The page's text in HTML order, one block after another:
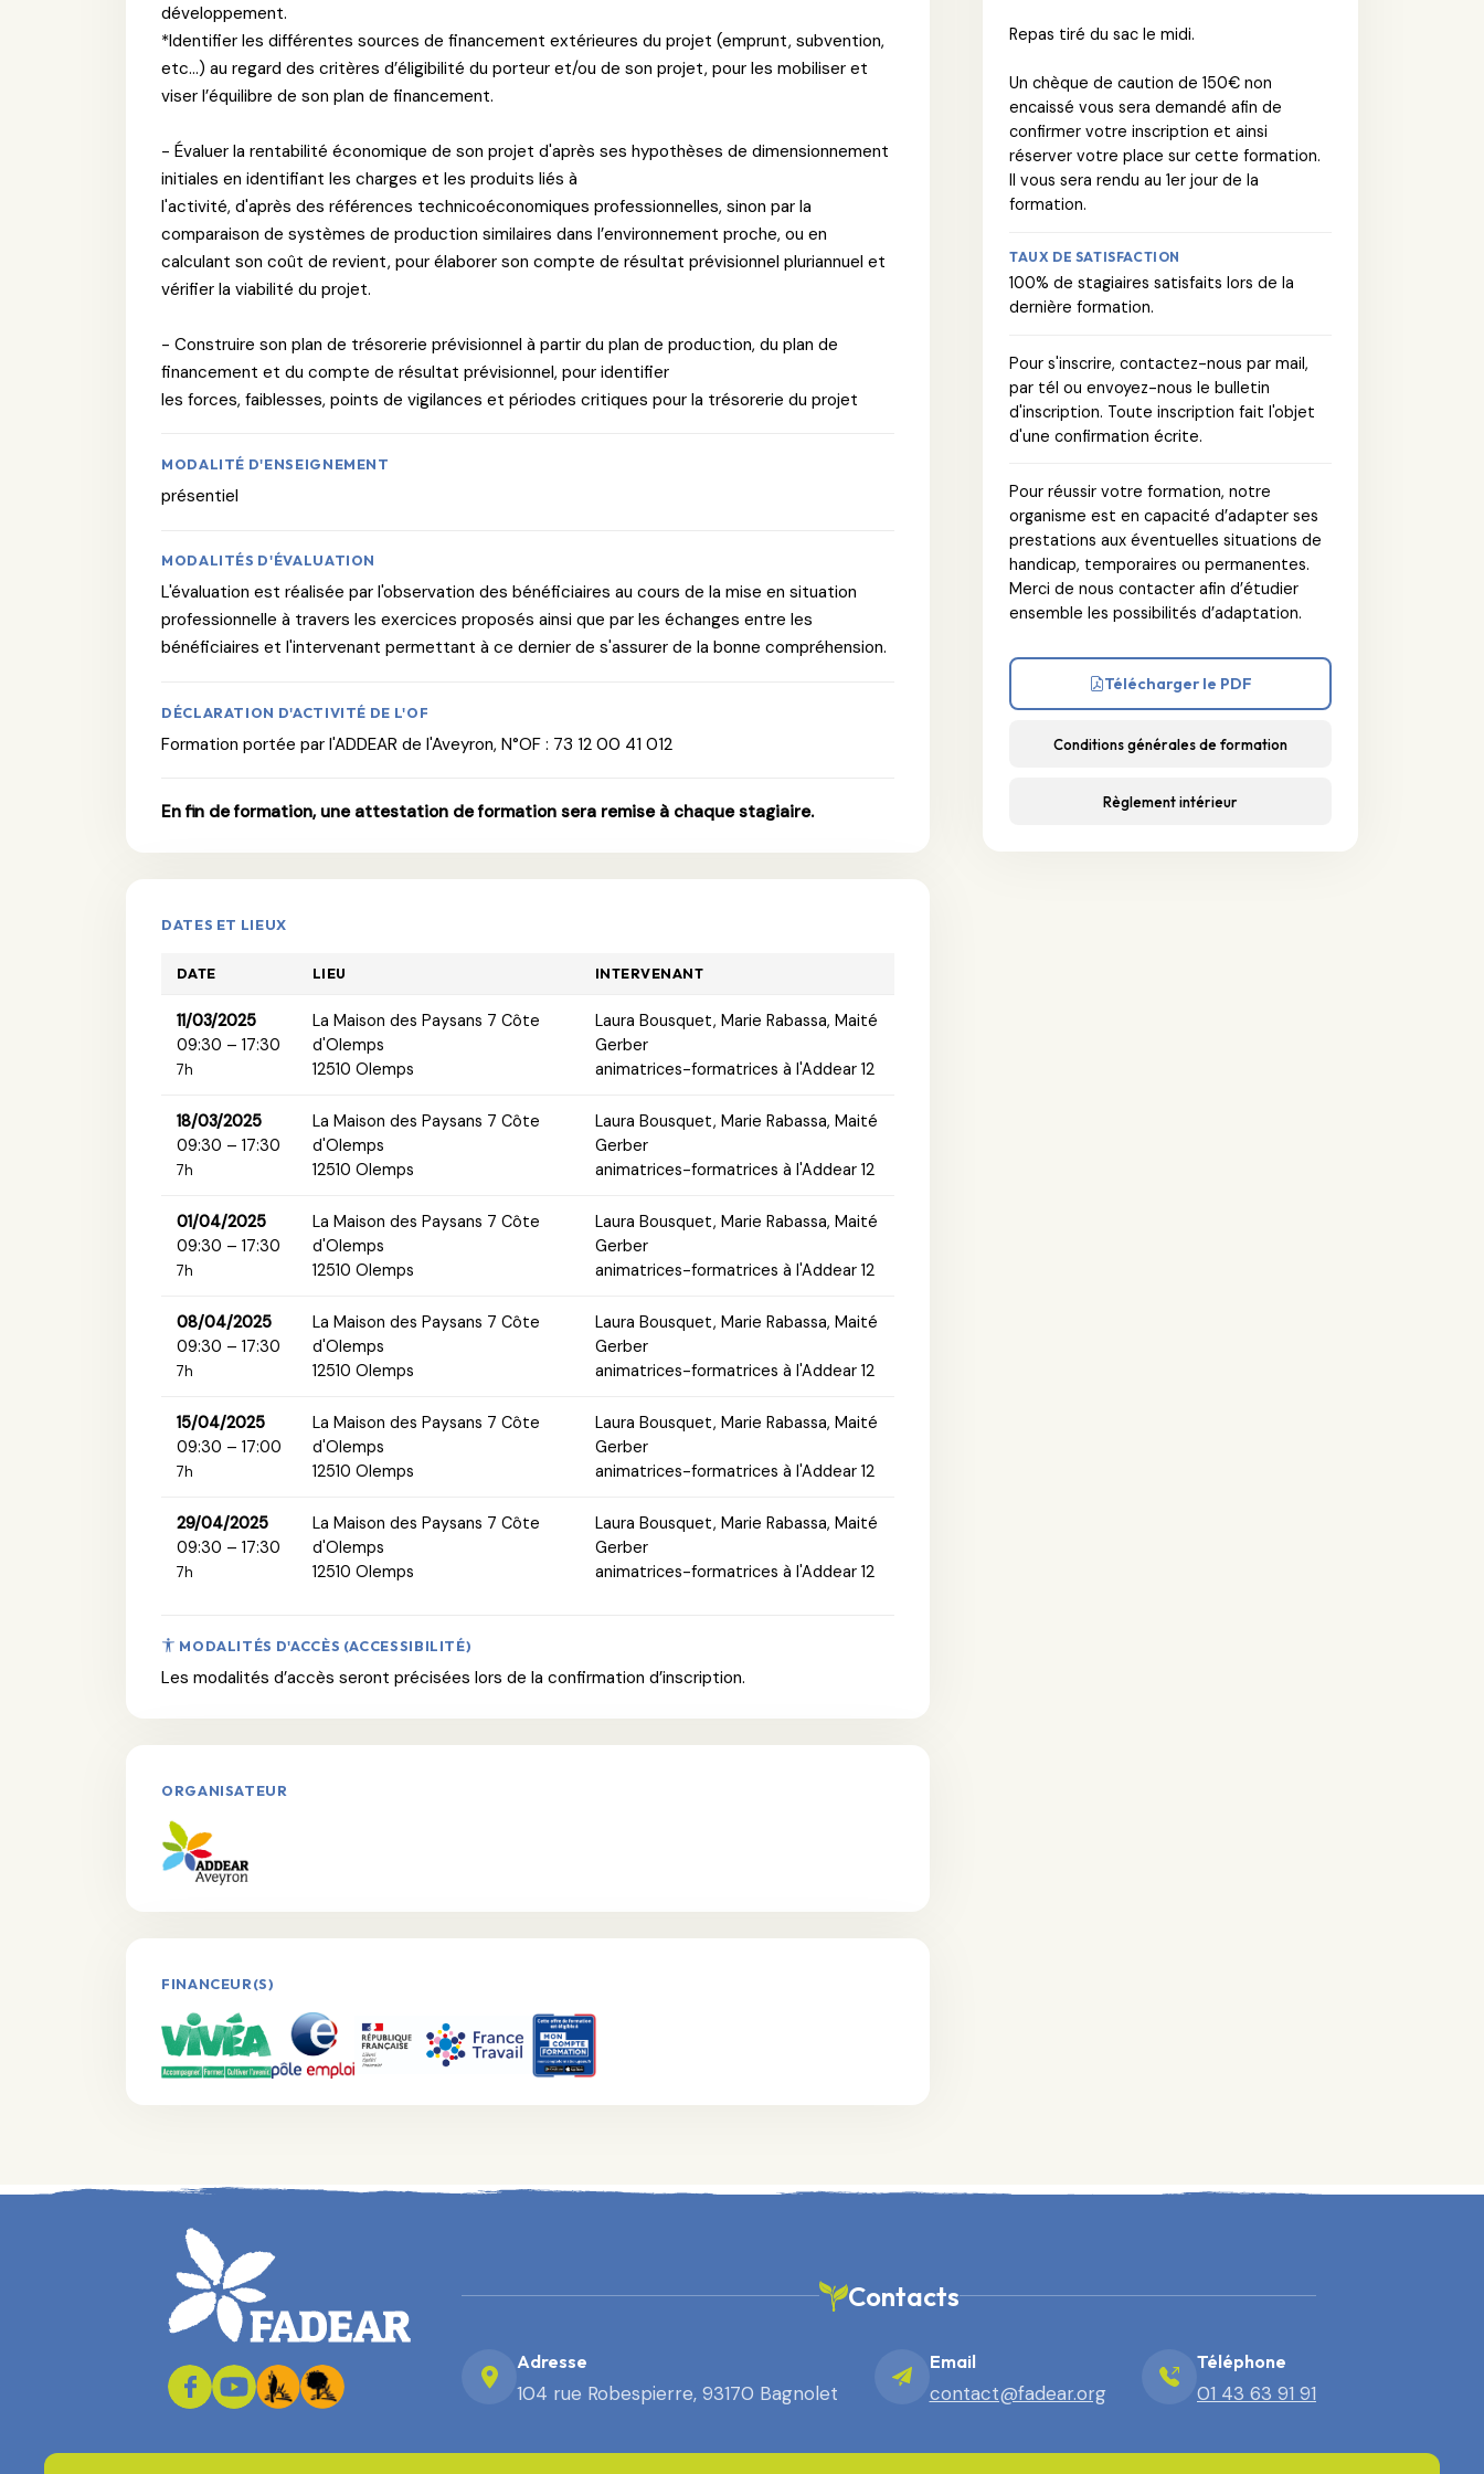
développement.
*Identifier les différentes sources de financement extérieures du projet (emprunt, subvention,
etc…) au regard des critères d’éligibilité du porteur et/ou de son projet, pour les mobiliser et
viser l’équilibre de son plan de financement.
- Évaluer la rentabilité économique de son projet d'après ses hypothèses de dimensionnement
initiales en identifiant les charges et les produits liés à
l'activité, d'après des références technicoéconomiques professionnelles, sinon par la
comparaison de systèmes de production similaires dans l’environnement proche, ou en
calculant son coût de revient, pour élaborer son compte de résultat prévisionnel pluriannuel et
vérifier la viabilité du projet.
- Construire son plan de trésorerie prévisionnel à partir du plan de production, du plan de
financement et du compte de résultat prévisionnel, pour identifier
les forces, faiblesses, points de vigilances et périodes critiques pour la trésorerie du projet
MODALITÉ D'ENSEIGNEMENT
présentiel
MODALITÉS D'ÉVALUATION
L'évaluation est réalisée par l'observation des bénéficiaires au cours de la mise en situation
professionnelle à travers les exercices proposés ainsi que par les échanges entre les
bénéficiaires et l'intervenant permettant à ce dernier de s'assurer de la bonne compréhension.
DÉCLARATION D'ACTIVITÉ DE L'OF
Formation portée par l'ADDEAR de l'Aveyron, N°OF : 73 12 00 41 012
En fin de formation, une attestation de formation sera remise à chaque stagiaire.
DATES ET LIEUX
DATE LIEU INTERVENANT
11/03/2025
09:30 – 17:30
7h
La Maison des Paysans 7 Côte
d'Olemps
12510 Olemps
Laura Bousquet, Marie Rabassa, Maité
Gerber
animatrices-formatrices à l'Addear 12
18/03/2025
09:30 – 17:30
7h
La Maison des Paysans 7 Côte
d'Olemps
12510 Olemps
Laura Bousquet, Marie Rabassa, Maité
Gerber
animatrices-formatrices à l'Addear 12
01/04/2025
09:30 – 17:30
7h
La Maison des Paysans 7 Côte
d'Olemps
12510 Olemps
Laura Bousquet, Marie Rabassa, Maité
Gerber
animatrices-formatrices à l'Addear 12
08/04/2025
09:30 – 17:30
7h
La Maison des Paysans 7 Côte
d'Olemps
12510 Olemps
Laura Bousquet, Marie Rabassa, Maité
Gerber
animatrices-formatrices à l'Addear 12
15/04/2025
09:30 – 17:00
7h
La Maison des Paysans 7 Côte
d'Olemps
12510 Olemps
Laura Bousquet, Marie Rabassa, Maité
Gerber
animatrices-formatrices à l'Addear 12
29/04/2025
09:30 – 17:30
7h
La Maison des Paysans 7 Côte
d'Olemps
12510 Olemps
Laura Bousquet, Marie Rabassa, Maité
Gerber
animatrices-formatrices à l'Addear 12
MODALITÉS D'ACCÈS (ACCESSIBILITÉ)
Les modalités d’accès seront précisées lors de la confirmation d’inscription.
ORGANISATEUR
FINANCEUR(S)
Repas tiré du sac le midi.
Un chèque de caution de 150€ non
encaissé vous sera demandé afin de
confirmer votre inscription et ainsi
réserver votre place sur cette formation.
Il vous sera rendu au 1er jour de la
formation.
TAUX DE SATISFACTION
100% de stagiaires satisfaits lors de la
dernière formation.
Pour s'inscrire, contactez-nous par mail,
par tél ou envoyez-nous le bulletin
d'inscription. Toute inscription fait l'objet
d'une confirmation écrite.
Pour réussir votre formation, notre
organisme est en capacité d’adapter ses
prestations aux éventuelles situations de
handicap, temporaires ou permanentes.
Merci de nous contacter afin d’étudier
ensemble les possibilités d’adaptation.
Télécharger le PDF
Conditions générales de formation
Règlement intérieur
Contacts
Adresse
104 rue Robespierre, 93170 Bagnolet
Email
contact@fadear.org
Téléphone
01 43 63 91 91